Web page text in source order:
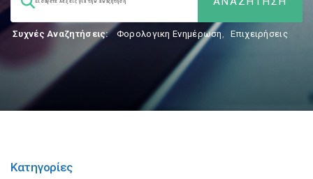
Συχνές Αναζητήσεις: Φορολογικη Ενημέρωση, Επιχειρήσεις
Κατηγορίες